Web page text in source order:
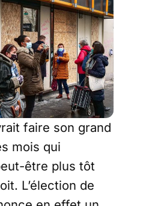
faire son grand
mois qui
être plus tôt
L’élection de